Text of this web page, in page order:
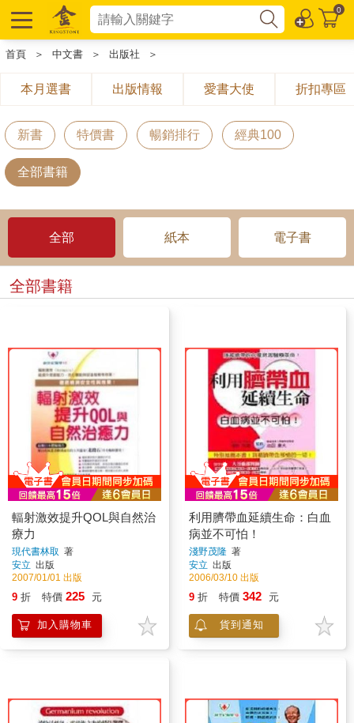
0
首頁 ＞ 中文書 ＞ 出版社 ＞
本月選書 出版情報 愛書大使 折扣專區
新書 特價書 暢銷排行 經典100
全部書籍
全部 紙本 電子書
全部書籍
輻射激效提升QOL與自然治
療力
現代書林取 著
安立 出版
2007/01/01 出版
9 折 特價 225 元
加入購物車
利用臍帶血延續生命：白血
病並不可怕！
淺野茂隆 著
安立 出版
2006/03/10 出版
9 折 特價 342 元
貨到通知